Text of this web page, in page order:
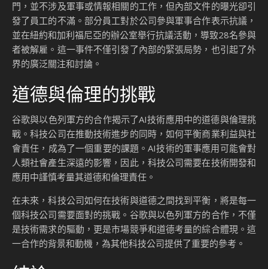
門，並不涉及軍事或情報相關的工作，但內部文件的曝光卻引
發了員工的不滿。部分員工對於公司參與軍事合作表示抗議，
並在紐約和加利福尼亞的辦公室舉行抗議活動，導致28名參與
者被解雇。這一事件不僅引發了內部的緊張局勢，也引起了外
界的廣泛關注和討論。
道德與倫理的挑戰
谷歌與以色列軍方的合作揭示了AI技術應用中的道德與倫理挑
戰。科技公司在推動技術進步的同時，如何平衡商業利益與社
會責任，成為了一個重要的課題。AI技術的軍事應用可能會對
人類社會產生深遠的影響，因此，科技公司需要在技術開發和
應用中謹慎考量其道德和倫理責任。
在未來，科技公司如何在技術與道德之間找到平衡，將是每一
個科技公司需要面對的挑戰。谷歌與以色列軍方的合作，不僅
是技術需求的驅動，更是市場競爭和道德考量的綜合體現。這
一合作的背景和動機，為其他科技公司提供了重要的參考。